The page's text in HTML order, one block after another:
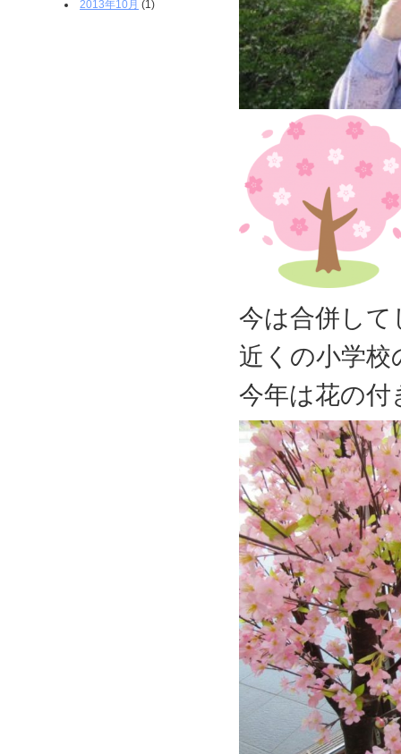
2013年10月 (1)
今は合併し
近くの小学校
今年は花の